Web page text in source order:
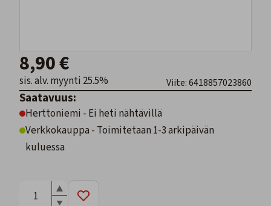
8,90 €
sis. alv. myynti 25.5% Viite: 6418857023860
Saatavuus:
Herttoniemi - Ei heti nähtävillä
Verkkokauppa - Toimitetaan 1-3 arkipäivän
kuluessa